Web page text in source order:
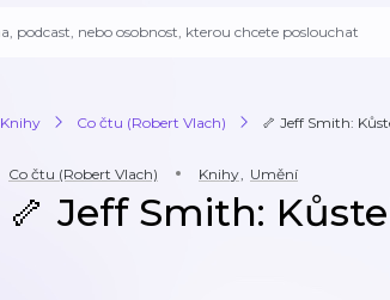
Knihy Co čtu (Robert Vlach) 🦴 Jeff Smith:
Co čtu (Robert Vlach) Knihy, Umění
🦴 Jeff Smith: